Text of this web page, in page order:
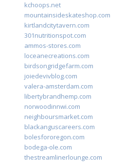
kchoops.net
mountainsideskateshop.com
kirtlandcitytavern.com
301nutritionspot.com
ammos-stores.com
loceanecreations.com
birdsongridgefarm.com
joiedevivblog.com
valera-amsterdam.com
libertybrandhemp.com
norwoodinnwi.com
neighboursmarket.com
blackanguscareers.com
bolesfororegon.com
bodega-ole.com
thestreamlinerlounge.com